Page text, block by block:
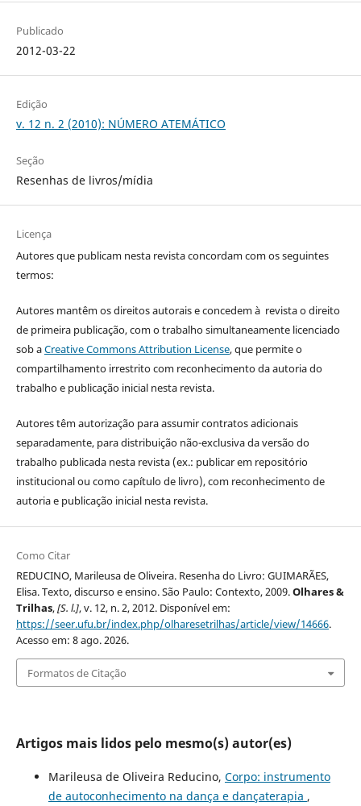
Publicado
2012-03-22
Edição
v. 12 n. 2 (2010): NÚMERO ATEMÁTICO
Seção
Resenhas de livros/mídia
Licença
Autores que publicam nesta revista concordam com os seguintes
termos:
Autores mantêm os direitos autorais e concedem à revista o direito
de primeira publicação, com o trabalho simultaneamente licenciado
sob aCreative Commons Attribution License, que permite o
compartilhamento irrestrito com reconhecimento da autoria do
trabalho e publicação inicial nesta revista.
Autores têm autorização para assumir contratos adicionais
separadamente, para distribuição não-exclusiva da versão do
trabalho publicada nesta revista (ex.: publicar em repositório
institucional ou como capítulo de livro), com reconhecimento de
autoria e publicação inicial nesta revista.
Como Citar
REDUCINO, Marileusa de Oliveira. Resenha do Livro: GUIMARÃES,
Elisa. Texto, discurso e ensino. São Paulo: Contexto, 2009.Olhares &
Trilhas,[S. l.], v. 12, n. 2, 2012. Disponível em:
https://seer.ufu.br/index.php/olharesetrilhas/article/view/14666.
Acesso em: 8 ago. 2026.
Formatos de Citação
Artigos mais lidos pelo mesmo(s) autor(es)
Marileusa de Oliveira Reducino, Corpo: instrumento
de autoconhecimento na dança e dançaterapia ,